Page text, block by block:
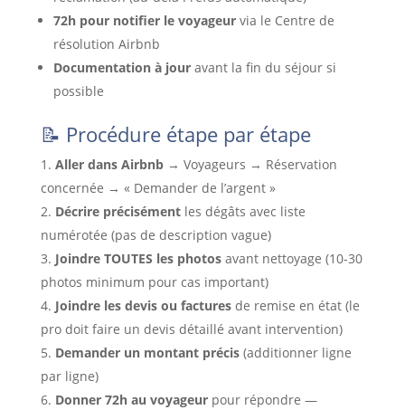
72h pour notifier le voyageurvia le Centre de
résolution Airbnb
Documentation à jouravant la fin du séjour si
possible
📝 Procédure étape par étape
Aller dans Airbnb→ Voyageurs → Réservation
concernée → « Demander de l’argent »
Décrire précisémentles dégâts avec liste
numérotée (pas de description vague)
Joindre TOUTES les photosavant nettoyage (10-30
photos minimum pour cas important)
Joindre les devis ou facturesde remise en état (le
pro doit faire un devis détaillé avant intervention)
Demander un montant précis(additionner ligne
par ligne)
Donner 72h au voyageurpour répondre —